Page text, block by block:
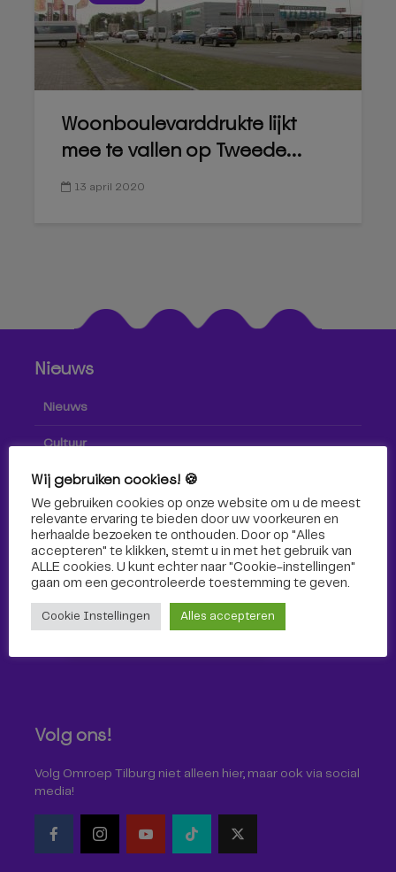
Woonboulevarddrukte lijkt
mee te vallen op Tweede...
13 april 2020
Nieuws
Nieuws
Cultuur
Sport
Volg ons!
Volg Omroep Tilburg niet alleen hier, maar ook via social
media!
Wij gebruiken cookies! 🍪
We gebruiken cookies op onze website om u de meest
relevante ervaring te bieden door uw voorkeuren en
herhaalde bezoeken te onthouden. Door op "Alles
accepteren" te klikken, stemt u in met het gebruik van
ALLE cookies. U kunt echter naar "Cookie-instellingen"
gaan om een ​​gecontroleerde toestemming te geven.
Cookie Instellingen Alles accepteren